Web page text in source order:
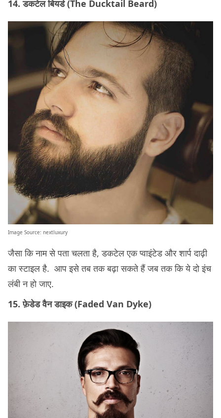
14. डकटेल बियर्ड (The Ducktail Beard)
Image Source: nextluxury
जैसा कि नाम से पता चलता है, डकटेल एक प्वाइंटेड और शार्प दाढ़ी
का स्टाइल है. आप इसे तब तक बढ़ा सकते हैं जब तक कि ये दो इंच
लंबी न हो जाए.
15. फ़ेडेड वैन डाइक (Faded Van Dyke)